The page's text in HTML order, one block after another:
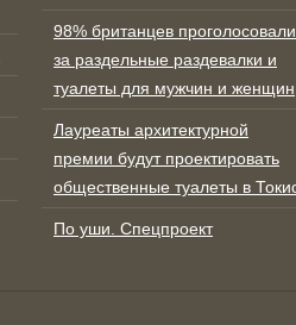
98% британцев проголосовали
за раздельные раздевалки и
туалеты для мужчин и женщин
Лауреаты архитектурной
премии будут проектировать
общественные туалеты в
По уши. Спецпроект